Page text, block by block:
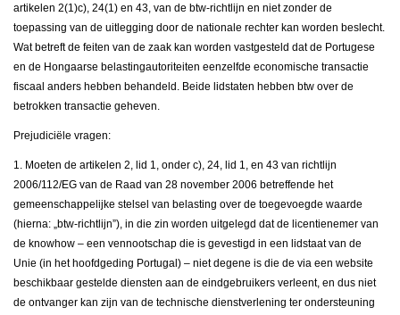
artikelen 2(1)c), 24(1) en 43, van de btw-richtlijn en niet zonder de
toepassing van de uitlegging door de nationale rechter kan worden beslecht.
Wat betreft de feiten van de zaak kan worden vastgesteld dat de Portugese
en de Hongaarse belastingautoriteiten eenzelfde economische transactie
fiscaal anders hebben behandeld. Beide lidstaten hebben btw over de
betrokken transactie geheven.
Prejudiciële vragen:
1. Moeten de artikelen 2, lid 1, onder c), 24, lid 1, en 43 van richtlijn
2006/112/EG van de Raad van 28 november 2006 betreffende het
gemeenschappelijke stelsel van belasting over de toegevoegde waarde
(hierna: „btw-richtlijn”), in die zin worden uitgelegd dat de licentienemer van
de knowhow – een vennootschap die is gevestigd in een lidstaat van de
Unie (in het hoofdgeding Portugal) – niet degene is die de via een website
beschikbaar gestelde diensten aan de eindgebruikers verleent, en dus niet
de ontvanger kan zijn van de technische dienstverlening ter ondersteuning